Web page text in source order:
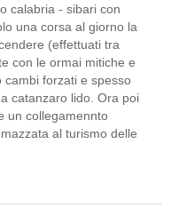
calabria - sibari con
una corsa al giorno la
(effettuati tra
con le ormai mitiche e
cambi forzati e spesso
catanzaro lido. Ora poi
un collegamennto
al turismo delle